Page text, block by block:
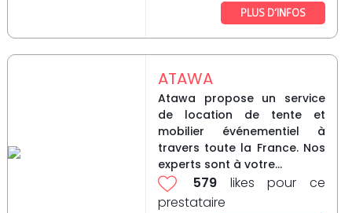
PLUS D’INFOS
ATAWA
Atawa propose un service
de location de tente et
mobilier événementiel à
travers toute la France. Nos
experts sont à votre...
579 likes pour ce
prestataire